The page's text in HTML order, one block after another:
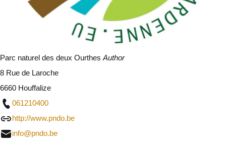
Parc naturel des deux Ourthes Author
8 Rue de Laroche
6660 Houffalize
061210400
http://www.pndo.be
info@pndo.be